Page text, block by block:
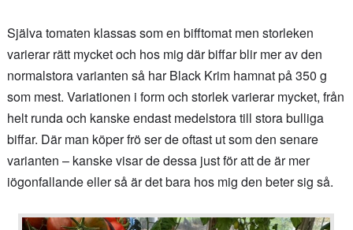
Själva tomaten klassas som en bifftomat men storleken
varierar rätt mycket och hos mig där biffar blir mer av den
normalstora varianten så har Black Krim hamnat på 350 g
som mest. Variationen i form och storlek varierar mycket, från
helt runda och kanske endast medelstora till stora bulliga
biffar. Där man köper frö ser de oftast ut som den senare
varianten – kanske visar de dessa just för att de är mer
iögonfallande eller så är det bara hos mig den beter sig så.